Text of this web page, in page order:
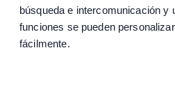
búsqueda e intercomunicación y
funciones se pueden
fácilmente.